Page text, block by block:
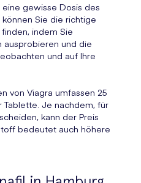
gewisse Dosis des
Sie die richtige
indem Sie
ausprobieren und die
und auf Ihre
von Viagra umfassen 25
Je nachdem, für
kann der Preis
bedeutet auch höhere